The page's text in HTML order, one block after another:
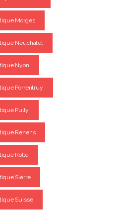
Morges
Neuchâtel
Nyon
Porrentruy
Pully
Renens
Rolle
Sierre
Suisse